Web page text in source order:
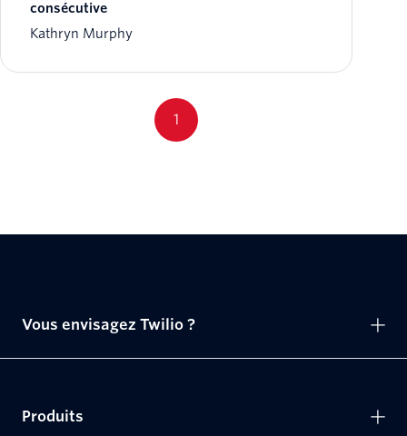
consécutive
Kathryn Murphy
1
Vous envisagez Twilio ?
Produits